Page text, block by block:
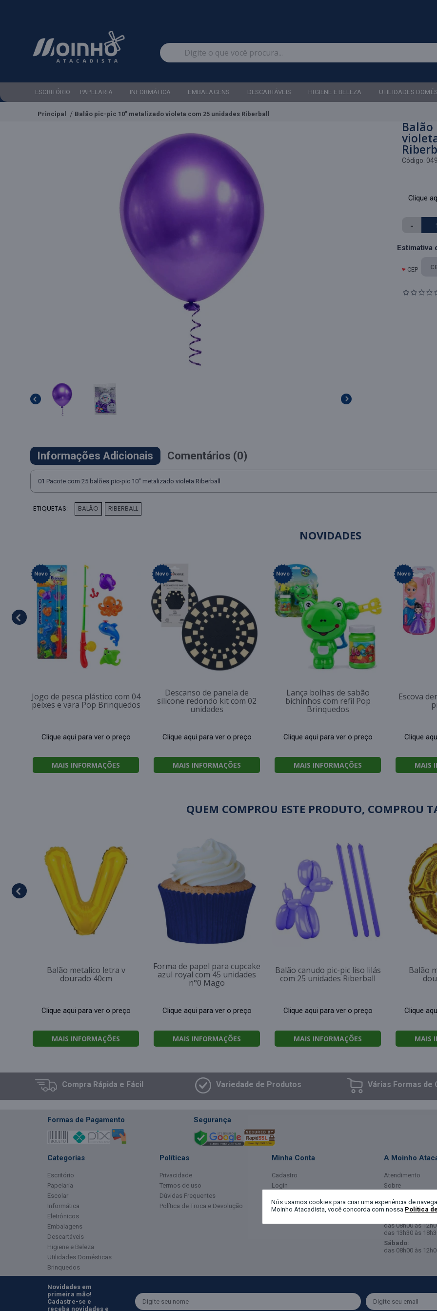
ESCRITÓRIO PAPELARIA INFORMÁTICA EMBALAGENS DESCARTÁVEIS HIGIENE E BELEZA UTILIDADES
Principal Balão pic-pic 10" metalizado violeta com 25 unidades Riberball
Código:
Clique
-
Estimativa
CEP
Informações Adicionais Comentários (0)
01 Pacote com 25 balões pic-pic 10" metalizado violeta Riberball
ETIQUETAS: BALÃO RIBERBALL
NOVIDADES
Novo
Jogo de pesca plástico com 04
peixes e vara Pop Brinquedos
Clique aqui para ver o preço
MAIS INFORMAÇÕES
Novo
Descanso de panela de
silicone redondo kit com 02
unidades
Clique aqui para ver o preço
MAIS INFORMAÇÕES
Novo
Lança bolhas de sabão
bichinhos com refil Pop
Brinquedos
Clique aqui para ver o preço
MAIS INFORMAÇÕES
Novo
Escova
Clique
MAIS
QUEM COMPROU ESTE PRODUTO, COMPROU
Balão metalico letra v
dourado 40cm
Clique aqui para ver o preço
MAIS INFORMAÇÕES
Forma de papel para cupcake
azul royal com 45 unidades
n°0 Mago
Clique aqui para ver o preço
MAIS INFORMAÇÕES
Balão canudo pic-pic liso lilás
com 25 unidades Riberball
Clique aqui para ver o preço
MAIS INFORMAÇÕES
Balão
Clique
MAIS
Compra Rápida e Fácil Variedade de Produtos Várias Formas de
Nós usamos cookies para criar uma experiência de
Moinho Atacadista, você concorda com nossa Política
Formas de Pagamento Segurança
Categorias
Escritório
Papelaria
Escolar
Informática
Eletrônicos
Embalagens
Descartáveis
Higiene e Beleza
Utilidades Domésticas
Brinquedos
Políticas
Privacidade
Termos de uso
Dúvidas Frequentes
Política de Troca e Devolução
Minha Conta
Cadastro
Login
Meus Pedidos
A Moinho
Atendimento
Sobre
Horário de
das 08h00 às
das 13h30 às
Sábado:
das 08h00 às
Novidades em
primeira mão!
Cadastre-se e
receba novidades e